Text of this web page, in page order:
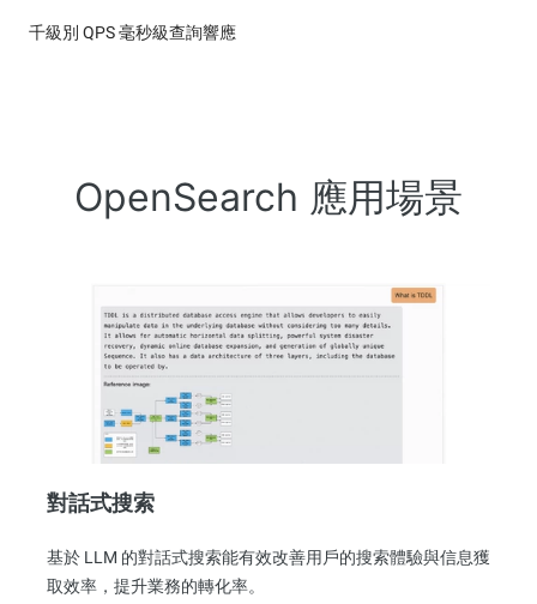
千級別 QPS 毫秒級查詢響應
OpenSearch 應用場景
對話式搜索
基於 LLM 的對話式搜索能有效改善用戶的搜索體驗與信息獲
取效率，提升業務的轉化率。